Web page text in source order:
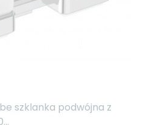
szklanka podwójna z